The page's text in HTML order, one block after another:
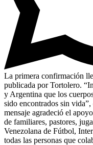
La primera confirmación
publicada por Tortolero.
y Argentina que los
sido encontrados sin
mensaje agradeció el
de familiares, pastores,
Venezolana de Fútbol,
todas las personas que